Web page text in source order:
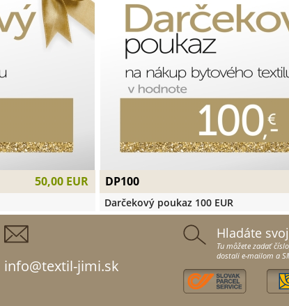
50,00 EUR DP100
Darčekový poukaz 100 EUR
info@textil-jimi.sk
Hladáte
Tu môžete zadať
dostali e-mailom a